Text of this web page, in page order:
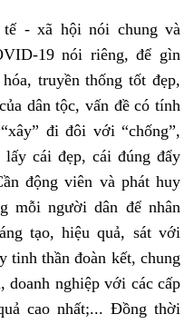
- xã hội nói chung và
19 nói riêng, để gìn
truyền thống tốt đẹp,
dân tộc, vấn đề có tính
đi đôi với “chống”,
cái đẹp, cái đúng đẩy
động viên và phát huy
mỗi người dân để nhân
tạo, hiệu quả, sát với
tinh thần đoàn kết, chung
doanh nghiệp với các cấp
cao nhất;... Đồng thời